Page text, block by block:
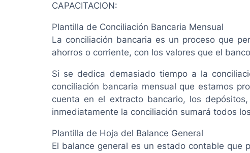
CAPACITACION:
Plantilla de Conciliación Bancaria Mensual
La conciliación bancaria es un proceso que
ahorros o corriente, con los valores que el
Si se dedica demasiado tiempo a la
conciliación bancaria mensual que estamos
cuenta en el extracto bancario, los
inmediatamente la conciliación sumará todos
Plantilla de Hoja del Balance General
El balance general es un estado contable que